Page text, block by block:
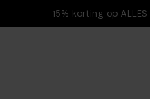
15% korting op ALLES